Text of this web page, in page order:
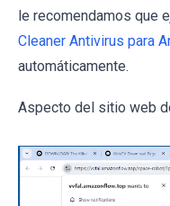
le recomendamos que
Cleaner Antivirus para
automáticamente.
Aspecto del sitio web